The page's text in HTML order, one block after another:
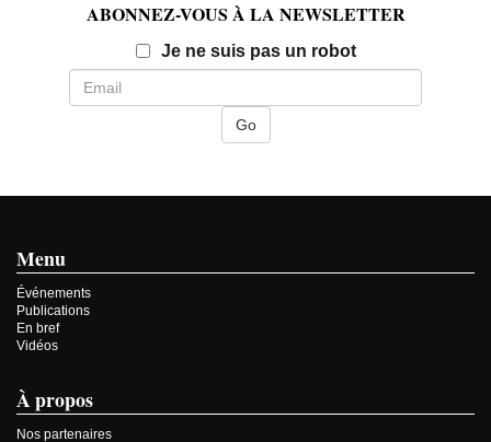
ABONNEZ-VOUS À LA NEWSLETTER
Je ne suis pas un robotEmail
Menu
Événements
Publications
En bref
Vidéos
À propos
Nos partenaires